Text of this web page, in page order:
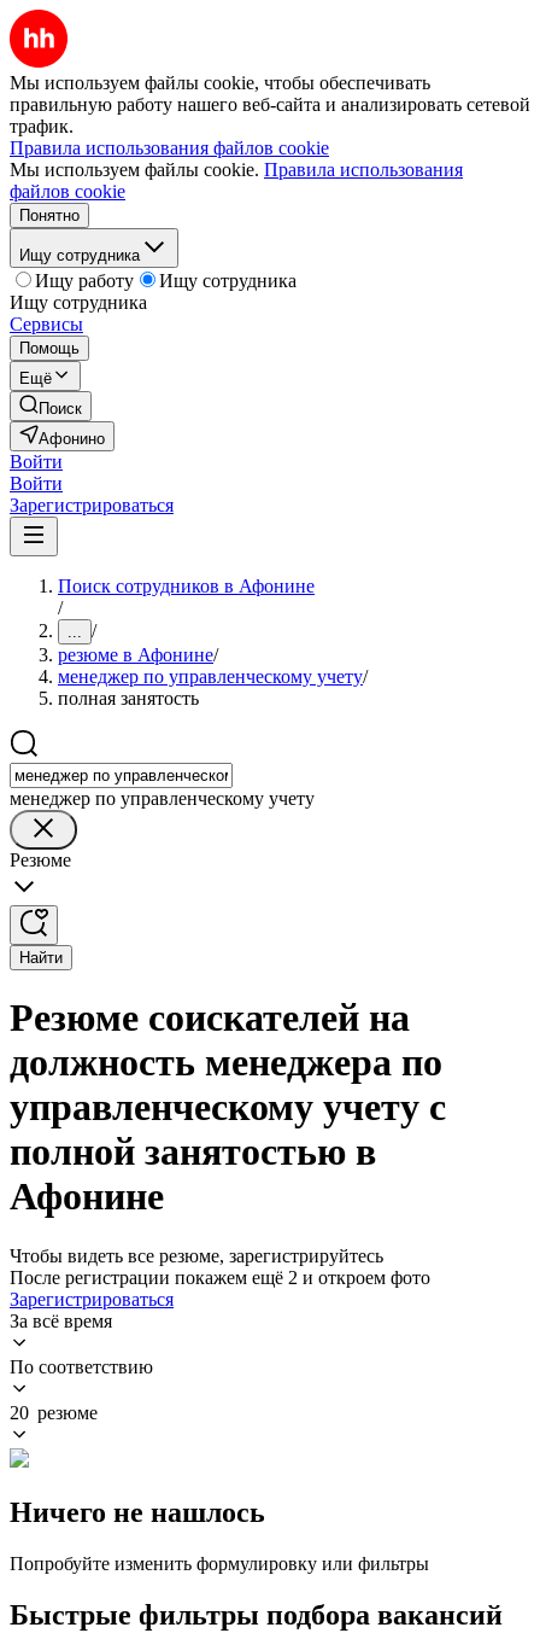
Мы используем файлы cookie, чтобы обеспечивать
правильную работу нашего веб-сайта и анализировать сетевой
трафик.
Правила использования файлов cookie
Мы используем файлы cookie. Правила использования
файлов cookie
Понятно
Ищу сотрудника
Ищу работу
Ищу сотрудника
Ищу сотрудника
Сервисы
Помощь
Ещё
Поиск
Афонино
Войти
Войти
Зарегистрироваться
Поиск сотрудников в Афонине
/
... /
резюме в Афонине/
менеджер по управленческому учету/
полная занятость
менеджер по управленческому учету
Резюме
Найти
Резюме соискателей на
должность менеджера по
управленческому учету с
полной занятостью в
Афонине
Чтобы видеть все резюме, зарегистрируйтесь
После регистрации покажем ещё 2 и откроем фото
Зарегистрироваться
За всё время
По соответствию
20 резюме
Ничего не нашлось
Попробуйте изменить формулировку или фильтры
Быстрые фильтры подбора вакансий